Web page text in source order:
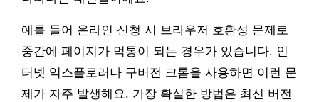
예를 들어 온라인 신청 시 브라우저 호환성 문제로
중간에 페이지가 먹통이 되는 경우가 있습니다. 인
터넷 익스플로러나 구버전 크롬을 사용하면 이런 문
제가 자주 발생해요. 가장 확실한 방법은 최신 버전